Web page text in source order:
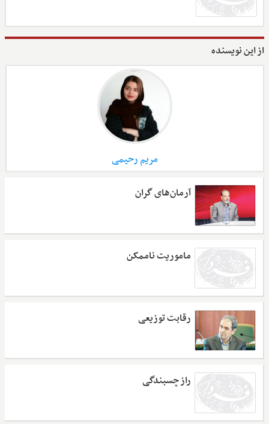
از این نویسنده
مریم رحیمی
آرمان‌های گران
ماموریت ناممکن
رقابت توزیعی
راز چسبندگی